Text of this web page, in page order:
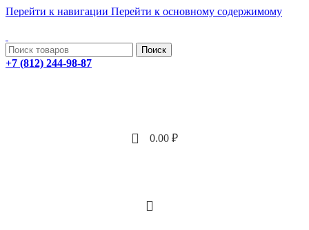
Перейти к навигации Перейти к основному содержимому
Поиск
+7 (812) 244-98-87
0.00 ₽